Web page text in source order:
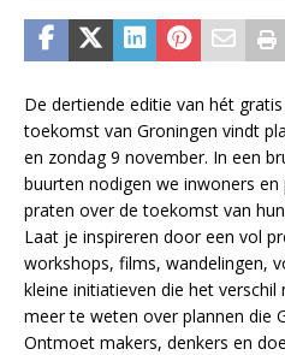
De dertiende editie van hét
toekomst van Groningen vindt
en zondag 9 november. In een
buurten nodigen we inwoners
praten over de toekomst van
Laat je inspireren door een vol
workshops, films, wandelingen,
kleine initiatieven die het
meer te weten over plannen die
Ontmoet makers, denkers en